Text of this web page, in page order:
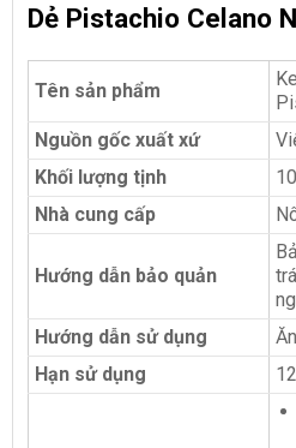
Dẻ Pistachio Celano
Tên sản phẩm
Nguồn gốc xuất xứ
Khối lượng tịnh
Nhà cung cấp
Hướng dẫn bảo quản
Hướng dẫn sử dụng
Hạn sử dụng